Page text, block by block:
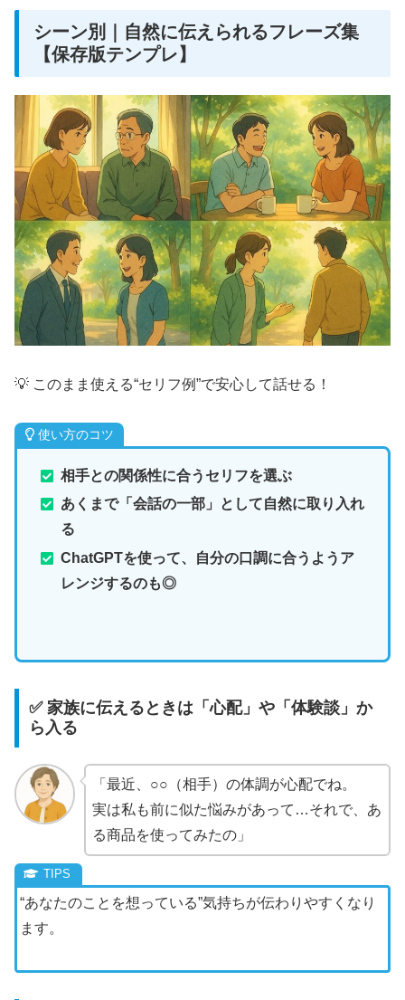
シーン別｜自然に伝えられるフレーズ集
【保存版テンプレ】
💡 このまま使える“セリフ例”で安心して話せる！
使い方のコツ
相手との関係性に合うセリフを選ぶ
あくまで「会話の一部」として自然に取り入れ
る
ChatGPTを使って、自分の口調に合うようア
レンジするのも◎
✅ 家族に伝えるときは「心配」や「体験談」か
ら入る
「最近、○○（相手）の体調が心配でね。
実は私も前に似た悩みがあって…それで、あ
る商品を使ってみたの」
“あなたのことを想っている”気持ちが伝わりやすくなり
ます。